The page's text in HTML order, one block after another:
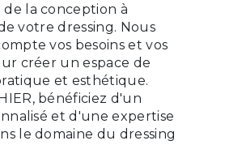
la conception à
votre dressing. Nous
vos besoins et vos
créer un espace de
et esthétique.
bénéficiez d'un
et d'une expertise
le domaine du dressing